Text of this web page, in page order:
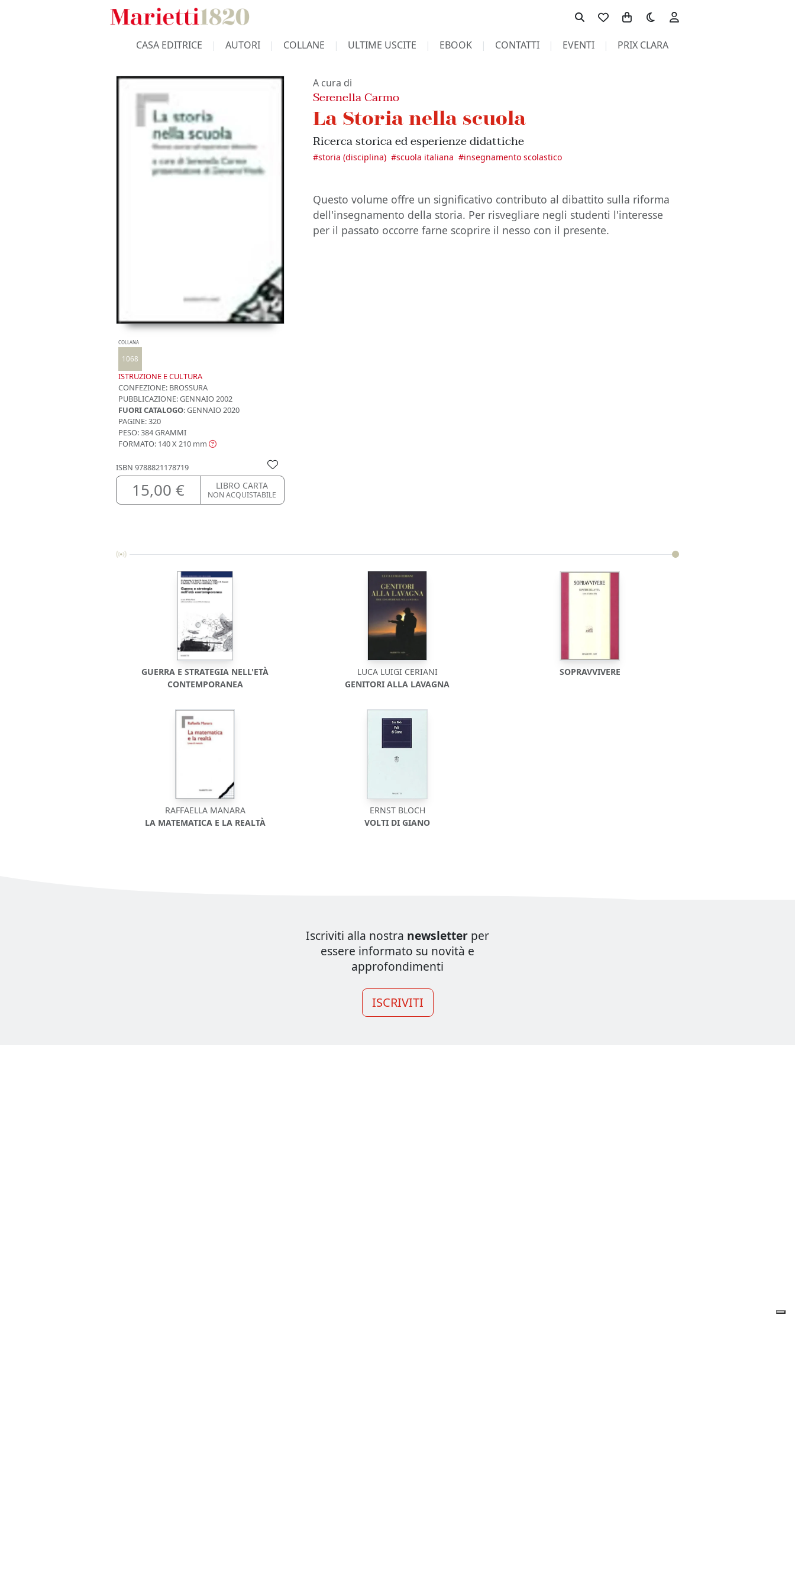
Toggle theme
CASA EDITRICE AUTORI COLLANE ULTIME USCITE EBOOK CONTATTI EVENTI PRIX CLARA
COLLANA
1068
ISTRUZIONE E CULTURA
CONFEZIONE: BROSSURA
PUBBLICAZIONE:GENNAIO 2002
FUORI CATALOGO: GENNAIO 2020
PAGINE: 320
PESO: 384 GRAMMI
FORMATO: 140 X 210 mm
ISBN 9788821178719
15,00 € LIBRO CARTA
NON ACQUISTABILE
A cura di
Serenella Carmo
La Storia nella scuola
Ricerca storica ed esperienze didattiche
#storia (disciplina) #scuola italiana #insegnamento scolastico
Questo volume offre un significativo contributo al dibattito sulla riforma
dell'insegnamento della storia. Per risvegliare negli studenti l'interesse
per il passato occorre farne scoprire il nesso con il presente.
GUERRA E STRATEGIA NELL'ETÀ
CONTEMPORANEA
LUCA LUIGI CERIANI
GENITORI ALLA LAVAGNA
SOPRAVVIVERE
RAFFAELLA MANARA
LA MATEMATICA E LA REALTÀ
ERNST BLOCH
VOLTI DI GIANO
Iscriviti alla nostra newsletter per
essere informato su novità e
approfondimenti
ISCRIVITI